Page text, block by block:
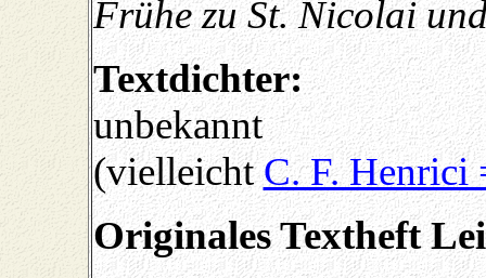
Frühe zu St. Nicolai
Textdichter:
unbekannt
(vielleichtC. F. Henrici
Originales Textheft